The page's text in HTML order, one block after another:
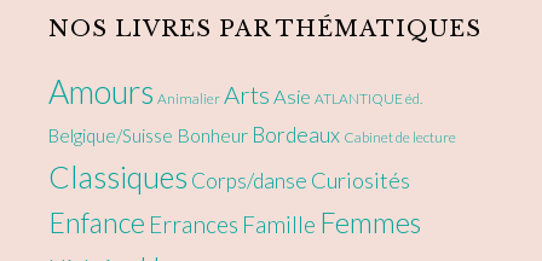
NOS LIVRES PAR THÉMATIQUES
Amours Animalier Arts Asie ATLANTIQUE éd.
Belgique/Suisse Bonheur Bordeaux Cabinet de lecture
Classiques Corps/danse Curiosités
Enfance Errances Famille Femmes